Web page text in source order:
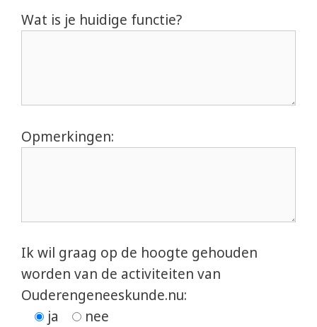
Wat is je huidige functie?
Opmerkingen:
Ik wil graag op de hoogte gehouden
worden van de activiteiten van
Ouderengeneeskunde.nu:
ja
nee